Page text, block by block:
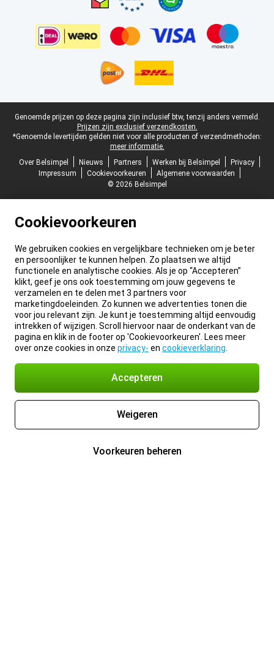
Juridische voettekst
Genoemde prijzen op deze pagina zijn inclusief btw, tenzij anders vermeld.
Prijzen zijn exclusief verzendkosten.
*Genoemde levertijden gelden niet voor alle producten of verzendmethoden:
meer informatie.
Over Belsimpel
Nieuws Partners Werken bij Belsimpel
Privacy
Impressum
Cookievoorkeuren
Algemene voorwaarden
© 2026 Belsimpel
Cookievoorkeuren
We gebruiken cookies en vergelijkbare technieken om je beter
en persoonlijker te kunnen helpen. Zo plaatsen we altijd
functionele en analytische cookies. Als je op “Accepteren”
klikt, geef je ons ook toestemming om jouw gegevens te
verzamelen en te delen met 3 partners voor
marketingdoeleinden. Zo kunnen we advertenties tonen die
voor jou relevant zijn. Je kunt je toestemming altijd eenvoudig
intrekken of wijzigen. Scroll hiervoor naar de onderkant van de
pagina en klik in de footer op 'Cookievoorkeuren'. Lees meer
over onze cookies in onze privacy- en cookieverklaring
Accepteren
Weigeren
Voorkeuren beheren